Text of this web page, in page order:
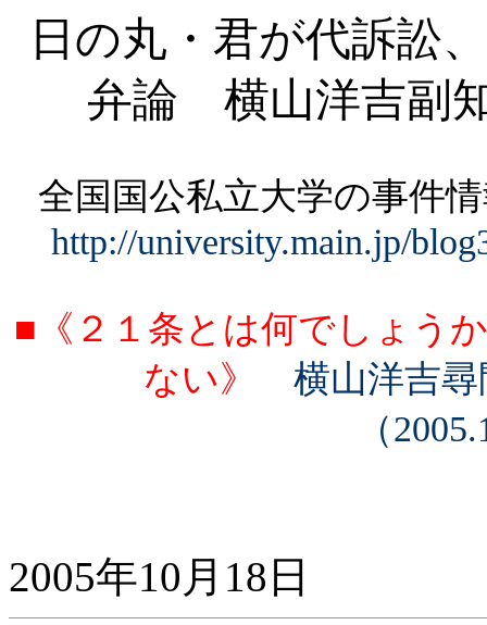
日の丸・君が代訴訟
弁論 横山洋吉副
全国国公私立大学の事件
http://university.main.jp/
■ 《２１条とは何でしょう
ない》
横山洋吉尋
（
2005年10月18日